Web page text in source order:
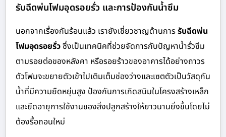
รับฉีดพ่นโฟมอุดรอยรั่ว และการป้องกันน้ำซึม
นอกจากเรื่องกันร้อนแล้ว เรายังเชี่ยวชาญด้านการรับฉีดพ่น
โฟมอุดรอยรั่วซึ่งเป็นเทคนิคที่ช่วยจัดการกับปัญหาน้ำรั่วซึม
ตามรอยต่อของหลังคา หรือรอยร้าวของอาคารได้อย่างถาวร
ตัวโฟมจะขยายตัวเข้าไปเติมเต็มช่องว่างและเซตตัวเป็นวัสดุกัน
น้ำที่มีความยืดหยุ่นสูง ป้องกันการเกิดสนิมในโครงสร้างเหล็ก
และยืดอายุการใช้งานของสิ่งปลูกสร้างให้ยาวนานยิ่งขึ้นโดยไม่
ต้องรื้อถอนใหม่